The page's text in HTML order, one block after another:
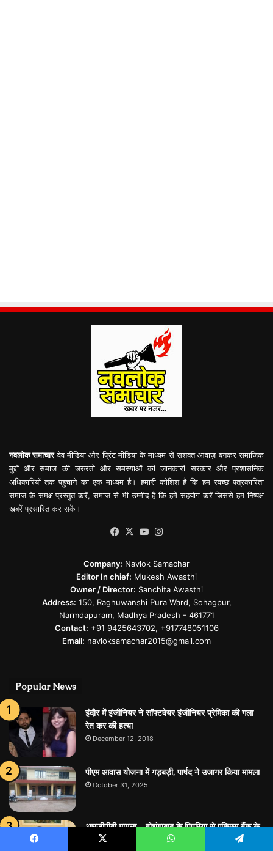
नवलोक समाचारवेव मीडिया और प्रिंट मीडिया के माध्यम से सशक्त आवाज़ बनकर समाजिक
मुद्दों और समाज की जरुरतो और समस्याओं की जानकारी सरकार और प्रशासनिक
अधिकारियों तक पहुचाने का एक माध्यम है। हमारी कोशिश है कि हम स्वच्छ पत्रकारिता
समाज के समक्ष प्रस्तुत करें, समाज से भी उम्मीद है कि हमें सहयोग करें जिससे हम निष्पक्ष
खबरें प्रसारित कर सकें।
Facebook
X YouTube
Company: Navlok Samachar
Editor In chief: Mukesh Awasthi
Owner / Director: Sanchita Awasthi
Address: 150, Raghuwanshi Pura Ward, Sohagpur,
Narmdapuram, Madhya Pradesh - 461771
Contact: +91 9425643702, +917748051106
Email: navloksamachar2015@gmail.com
Popular News
इंदौर में इंजीनियर ने सॉफ्टवेयर इंजीनियर प्रेमिका की गला
रेत कर की हत्या
December 12, 2018
पीएम आवास योजना में गड़बड़ी, पार्षद ने उजागर किया मामला
October 31, 2025
आरजीपीवी मामला – होशंगाबाद के पिपरिया से एक्सिस बैंक के
पूर्व मैनेजर को किया अरेस्ट